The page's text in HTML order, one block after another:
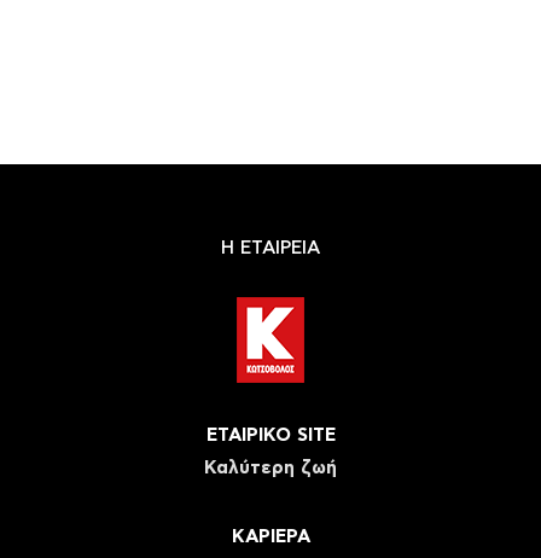
Η ΕΤΑΙΡΕΙΑ
ΕΤΑΙΡΙΚΟ SITE
Καλύτερη ζωή
ΚΑΡΙΕΡΑ